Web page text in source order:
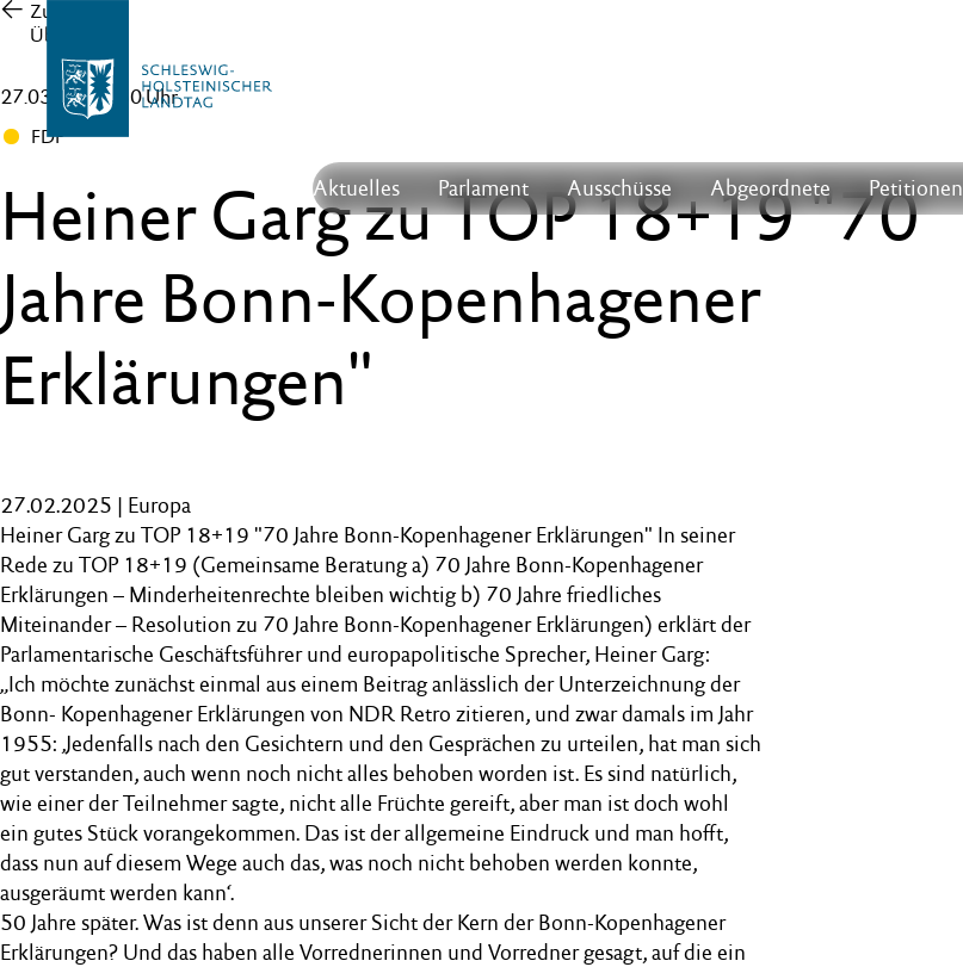
Aktuelles Parlament Ausschüsse Abgeordnete Petitionen
Zur
Übersicht
27.03.25 , 16:50 Uhr
FDP
Heiner Garg zu TOP 18+19 "70
Jahre Bonn-Kopenhagener
Erklärungen"
27.02.2025 | Europa
Heiner Garg zu TOP 18+19 "70 Jahre Bonn-Kopenhagener Erklärungen" In seiner
Rede zu TOP 18+19 (Gemeinsame Beratung a) 70 Jahre Bonn-Kopenhagener
Erklärungen – Minderheitenrechte bleiben wichtig b) 70 Jahre friedliches
Miteinander – Resolution zu 70 Jahre Bonn-Kopenhagener Erklärungen) erklärt der
Parlamentarische Geschäftsführer und europapolitische Sprecher, Heiner Garg:
„Ich möchte zunächst einmal aus einem Beitrag anlässlich der Unterzeichnung der
Bonn- Kopenhagener Erklärungen von NDR Retro zitieren, und zwar damals im Jahr
1955: ‚Jedenfalls nach den Gesichtern und den Gesprächen zu urteilen, hat man sich
gut verstanden, auch wenn noch nicht alles behoben worden ist. Es sind natürlich,
wie einer der Teilnehmer sagte, nicht alle Früchte gereift, aber man ist doch wohl
ein gutes Stück vorangekommen. Das ist der allgemeine Eindruck und man hofft,
dass nun auf diesem Wege auch das, was noch nicht behoben werden konnte,
ausgeräumt werden kann‘.
50 Jahre später. Was ist denn aus unserer Sicht der Kern der Bonn-Kopenhagener
Erklärungen? Und das haben alle Vorrednerinnen und Vorredner gesagt, auf die ein